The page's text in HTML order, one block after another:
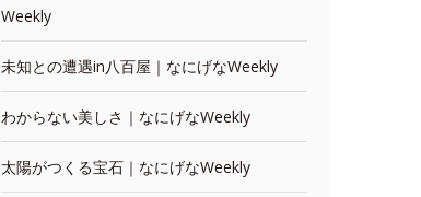
Weekly
未知との遭遇in八百屋｜なにげなWeekly
わからない美しさ｜なにげなWeekly
太陽がつくる宝石｜なにげなWeekly